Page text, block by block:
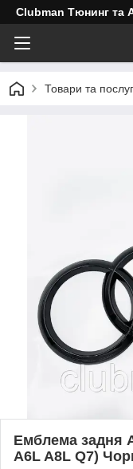
Clubman Тюнинг та
Товари та
Емблема задня
A6L A8L Q7)